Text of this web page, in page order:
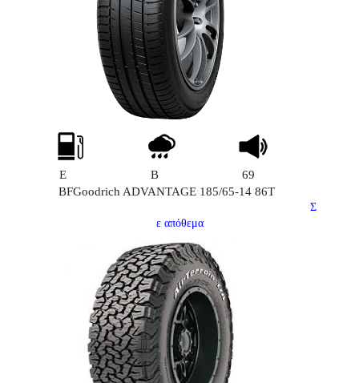
E B
69
BFGoodrich ADVANTAGE 185/65-14 86T
Σ
ε απόθεμα